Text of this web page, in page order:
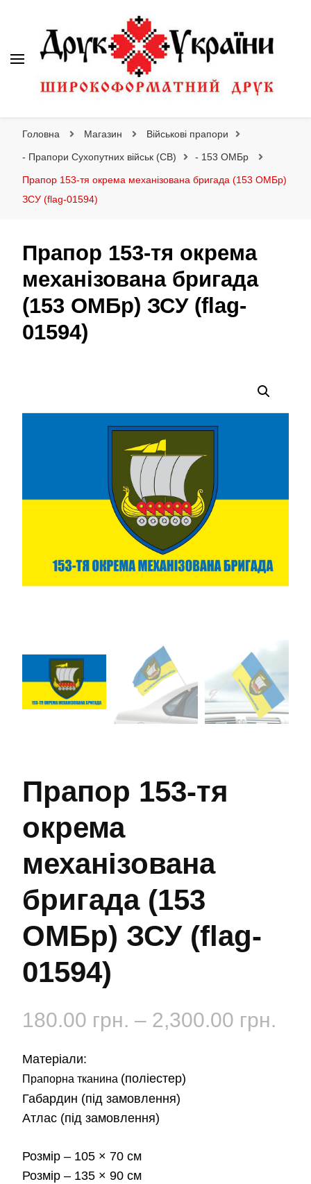
Головна Магазин Військові прапори
- Прапори Сухопутних військ (СВ) - 153 ОМБр
Прапор 153-тя окрема механізована бригада (153 ОМБр)
ЗСУ (flag-01594)
Прапор 153-тя окрема
механізована бригада
(153 ОМБр) ЗСУ (flag-
01594)
Прапор 153-тя
окрема
механізована
бригада (153
ОМБр) ЗСУ (flag-
01594)
180.00 грн. – 2,300.00 грн.
Матеріали:
Прапорна тканина (поліестер)
Габардин (під замовлення)
Атлас (під замовлення)
Розмір – 105 × 70 см
Розмір – 135 × 90 см